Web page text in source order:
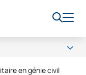
en génie civil